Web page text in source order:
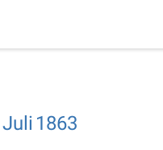
Juli 1863